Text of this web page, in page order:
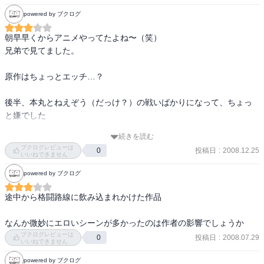
子供の頃面白いと思ってた作品を今読むと･･･あれ？･･･的な感じの
作品もちらほらあるので、これがどうなるのかはわかりませんが、
少なくとも僕の昔読んだ記憶上の好感度・評価としてはこんな感じ
powered by ブクログ
朝早早くからアニメやってたよね〜（笑）
兄弟で見てました。
原作はちょっとエッチ…？
後半、本丸とねえぞう（だっけ？）の戦いばかりになって、ちょっ
と嫌でした
丸絵ちゃんが好きです（笑）
続きを読む
ブクログレビューは
いいねできません
0 投稿日 : 2008.12.25
powered by ブクログ
途中から格闘路線に飲み込まれかけた作品
なんか微妙にエロいシーンが多かったのは作者の影響でしょうか
ブクログレビューは
いいねできません
0 投稿日 : 2008.07.29
powered by ブクログ